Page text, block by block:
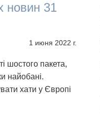
новин 31
1 июня 2022 г.
шостого пакета,
найобані.
хати у Європі